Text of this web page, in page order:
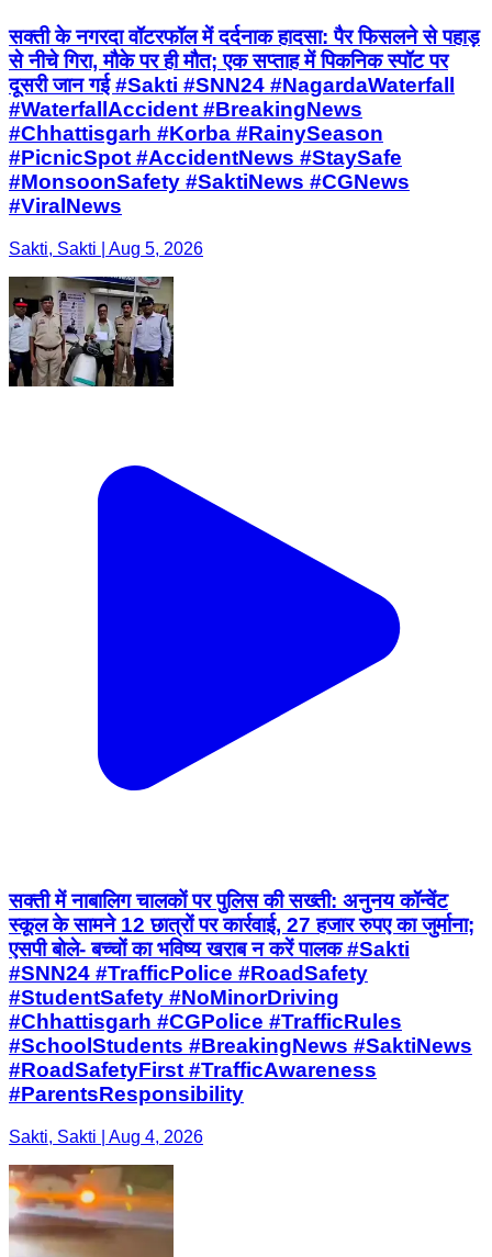
सक्ती के नगरदा वॉटरफॉल में दर्दनाक हादसा: पैर फिसलने से पहाड़
से नीचे गिरा, मौके पर ही मौत; एक सप्ताह में पिकनिक स्पॉट पर
दूसरी जान गई #Sakti #SNN24 #NagardaWaterfall
#WaterfallAccident #BreakingNews
#Chhattisgarh #Korba #RainySeason
#PicnicSpot #AccidentNews #StaySafe
#MonsoonSafety #SaktiNews #CGNews
#ViralNews
Sakti, Sakti | Aug 5, 2026
सक्ती में नाबालिग चालकों पर पुलिस की सख्ती: अनुनय कॉन्वेंट
स्कूल के सामने 12 छात्रों पर कार्रवाई, 27 हजार रुपए का जुर्माना;
एसपी बोले- बच्चों का भविष्य खराब न करें पालक #Sakti
#SNN24 #TrafficPolice #RoadSafety
#StudentSafety #NoMinorDriving
#Chhattisgarh #CGPolice #TrafficRules
#SchoolStudents #BreakingNews #SaktiNews
#RoadSafetyFirst #TrafficAwareness
#ParentsResponsibility
Sakti, Sakti | Aug 4, 2026